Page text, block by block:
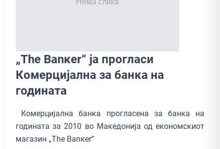
„The Banкer“ ја прогласи
Комерцијална за банка на
годината
Комерцијална банка прогласена за банка на
годината за 2010 во Македонија од економскиот
магазин „The Banкer“